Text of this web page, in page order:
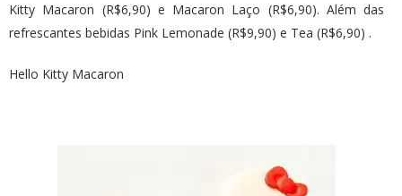
Kitty Macaron (R$6,90) e Macaron Laço (R$6,90). Além das
refrescantes bebidas Pink Lemonade (R$9,90) e Tea (R$6,90) .
Hello Kitty Macaron